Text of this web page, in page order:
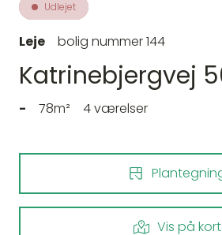
Udlejet
Leje bolig nummer 144
Katrinebjergvej
- 78m² 4 værelser
Vis på kort